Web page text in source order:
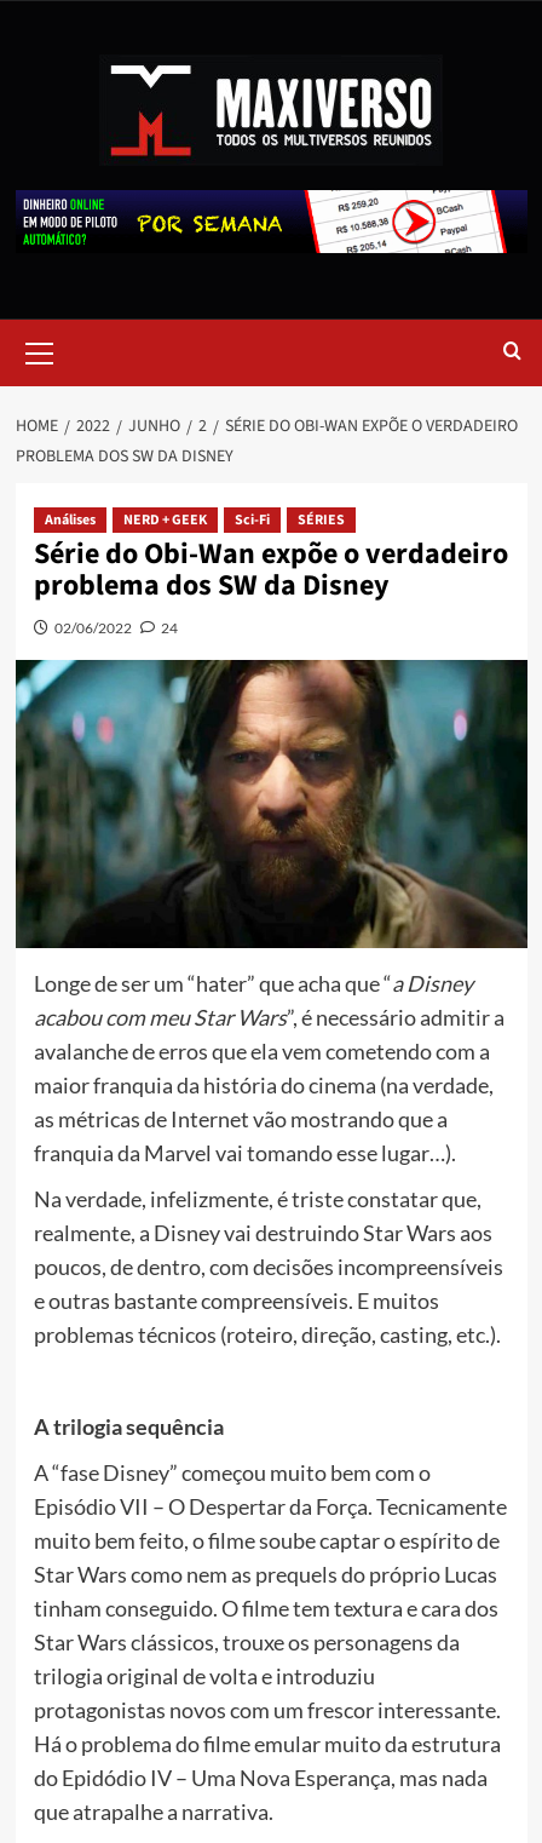
HOME 2022 JUNHO 2
SÉRIE DO OBI-WAN EXPÕE O VERDADEIRO
PROBLEMA DOS SW DA DISNEY
Análises NERD + GEEK Sci-Fi SÉRIES
Série do Obi-Wan expõe o verdadeiro
problema dos SW da Disney
02/06/2022 24
Longe de ser um “hater” que acha que “a Disney
acabou com meu Star Wars”, é necessário admitir a
avalanche de erros que ela vem cometendo com a
maior franquia da história do cinema (na verdade,
as métricas de Internet vão mostrando que a
franquia da Marvel vai tomando esse lugar…).
Na verdade, infelizmente, é triste constatar que,
realmente, a Disney vai destruindo Star Wars aos
poucos, de dentro, com decisões incompreensíveis
e outras bastante compreensíveis. E muitos
problemas técnicos (roteiro, direção, casting, etc.).
A trilogia sequência
A “fase Disney” começou muito bem com o
Episódio VII – O Despertar da Força. Tecnicamente
muito bem feito, o filme soube captar o espírito de
Star Wars como nem as prequels do próprio Lucas
tinham conseguido. O filme tem textura e cara dos
Star Wars clássicos, trouxe os personagens da
trilogia original de volta e introduziu
protagonistas novos com um frescor interessante.
Há o problema do filme emular muito da estrutura
do Epidódio IV – Uma Nova Esperança, mas nada
que atrapalhe a narrativa.